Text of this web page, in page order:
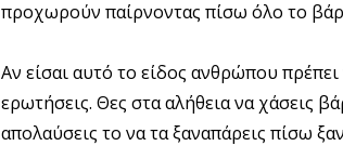
προχωρούν παίρνοντας πίσω όλο το
Αν είσαι αυτό το είδος ανθρώπου
ερωτήσεις. Θες στα αλήθεια να χάσεις
απολαύσεις το να τα ξαναπάρεις πίσω